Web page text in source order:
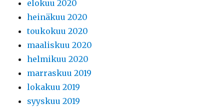
elokuu 2020
heinäkuu 2020
toukokuu 2020
maaliskuu 2020
helmikuu 2020
marraskuu 2019
lokakuu 2019
syyskuu 2019